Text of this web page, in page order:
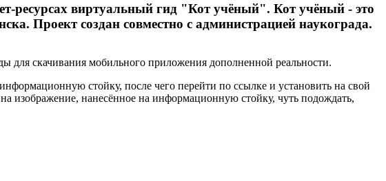
ресурсах виртуальный гид "Кот учёный". Кот учёный - это
Проект создан совместно с администрацией наукограда.
для скачивания мобильного приложения дополненной реальности.
стойку, после чего перейти по ссылке и установить на свой
изображение, нанесённое на информационную стойку, чуть подождать,